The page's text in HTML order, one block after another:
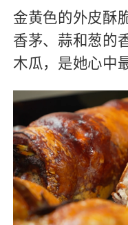
金黄色的外皮酥
香茅、蒜和葱的
木瓜，是她心中